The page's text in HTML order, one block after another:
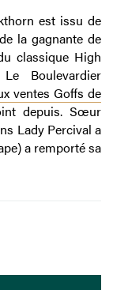
est issu de
la gagnante de
classique High
Boulevardier
ventes Goffs de
depuis. Sœur
Lady Percival a
a remporté sa